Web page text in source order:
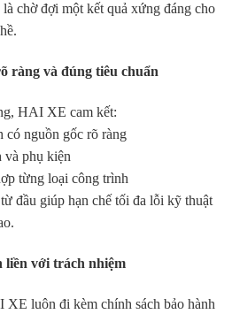
chờ đợi một kết quả xứng đáng cho
ràng và đúng tiêu chuẩn
HAI XE cam kết:
có nguồn gốc rõ ràng
phụ kiện
từng loại công trình
đầu giúp hạn chế tối đa lỗi kỹ thuật
liền với trách nhiệm
luôn đi kèm chính sách bảo hành